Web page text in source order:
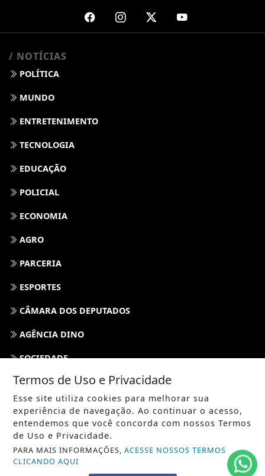
/ NOTÍCIAS
POLÍTICA
MUNDO
ENTRETENIMENTO
TECNOLOGIA
EDUCAÇÃO
POLICIAL
ECONOMIA
AGRO
PARCERIA
ESPORTES
CÂMARA DOS DEPUTADOS
AGÊNCIA DINO
SOCIEDADE
PREVISÃO DO TEMPO
GERAL
HORÓSCOPO
SOCIAL NEWS
Termos de Uso e Privacidade
Esse site utiliza cookies para melhorar sua
experiência de navegação. Ao continuar o acesso,
entendemos que você concorda com nossos Termos
de Uso e Privacidade.
PARA MAIS INFORMAÇÕES,ACESSE NOSSOS TERMOS
CLICANDO AQUI